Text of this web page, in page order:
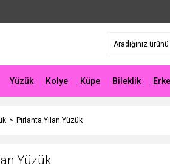
Yüzük Kolye Küpe Bileklik
Pırlanta Yılan Yüzük
Yüzük